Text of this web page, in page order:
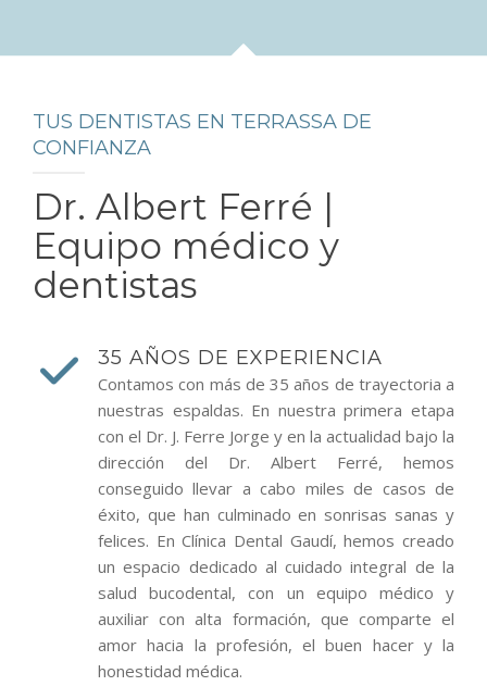
TUS DENTISTAS EN TERRASSA DE
CONFIANZA
Dr. Albert Ferré |
Equipo médico y
dentistas
35 AÑOS DE EXPERIENCIA
Contamos con más de 35 años de trayectoria a
nuestras espaldas. En nuestra primera etapa
con el Dr. J. Ferre Jorge y en la actualidad bajo la
dirección del Dr. Albert Ferré, hemos
conseguido llevar a cabo miles de casos de
éxito, que han culminado en sonrisas sanas y
felices. En Clínica Dental Gaudí, hemos creado
un espacio dedicado al cuidado integral de la
salud bucodental, con un equipo médico y
auxiliar con alta formación, que comparte el
amor hacia la profesión, el buen hacer y la
honestidad médica.